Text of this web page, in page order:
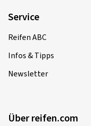
Service
Reifen ABC
Infos & Tipps
Newsletter
Über reifen.com